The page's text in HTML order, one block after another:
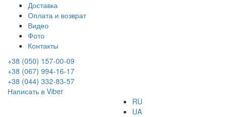
Доставка
Оплата и возврат
Видео
Фото
Контакты
+38 (050) 157-00-09
+38 (067) 994-16-17
+38 (044) 332-83-57
Написать в Viber
RU
UA